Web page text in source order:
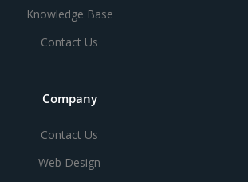
Knowledge Base
Contact Us
Company
Contact Us
Web Design